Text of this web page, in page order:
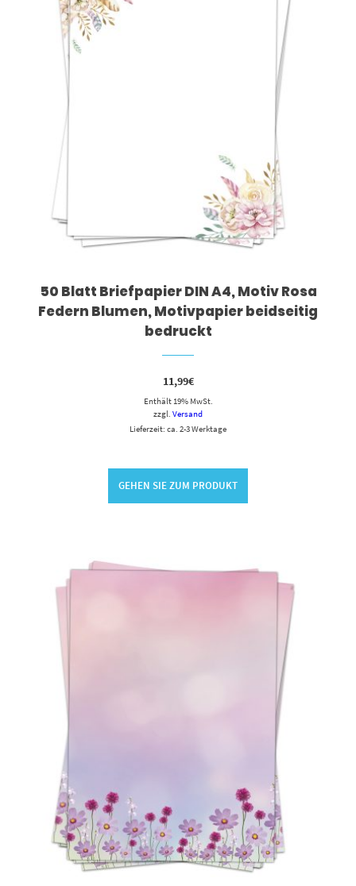
50 Blatt Briefpapier DIN A4, Motiv Rosa
Federn Blumen, Motivpapier beidseitig
bedruckt
11,99€
Enthält 19% MwSt.
zzgl. Versand
Lieferzeit: ca. 2-3 Werktage
GEHEN SIE ZUM PRODUKT